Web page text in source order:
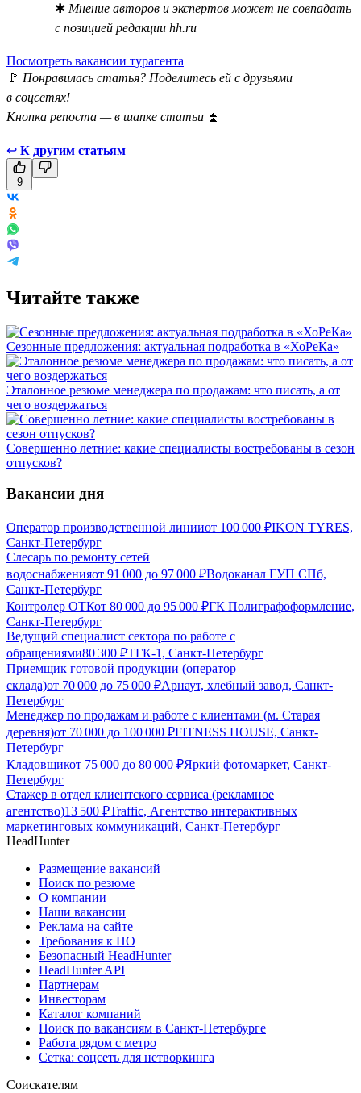
✱ Мнение авторов и экспертов может не совпадать
с позицией редакции hh.ru
Посмотреть вакансии турагента
🚩 Понравилась статья? Поделитесь ей с друзьями
в соцсетях!
Кнопка репоста — в шапке статьи ⏫
↩ К другим статьям
9
Читайте также
Сезонные предложения: актуальная подработка в «ХоРеКа»
Эталонное резюме менеджера по продажам: что писать, а от
чего воздержаться
Совершенно летние: какие специалисты востребованы в сезон
отпусков?
Вакансии дня
Оператор производственной линииот 100 000 ₽IKON TYRES,
Санкт-Петербург
Слесарь по ремонту сетей
водоснабженияот 91 000 до 97 000 ₽Водоканал ГУП СПб,
Санкт-Петербург
Контролер ОТКот 80 000 до 95 000 ₽ГК Полиграфоформление,
Санкт-Петербург
Ведущий специалист сектора по работе с
обращениями80 300 ₽ТГК-1, Санкт-Петербург
Приемщик готовой продукции (оператор
склада)от 70 000 до 75 000 ₽Арнаут, хлебный завод, Санкт-
Петербург
Менеджер по продажам и работе с клиентами (м. Старая
деревня)от 70 000 до 100 000 ₽FITNESS HOUSE, Санкт-
Петербург
Кладовщикот 75 000 до 80 000 ₽Яркий фотомаркет, Санкт-
Петербург
Стажер в отдел клиентского сервиса (рекламное
агентство)13 500 ₽Traffic, Агентство интерактивных
маркетинговых коммуникаций, Санкт-Петербург
HeadHunter
Размещение вакансий
Поиск по резюме
О компании
Наши вакансии
Реклама на сайте
Требования к ПО
Безопасный HeadHunter
HeadHunter API
Партнерам
Инвесторам
Каталог компаний
Поиск по вакансиям в Санкт-Петербурге
Работа рядом с метро
Сетка: соцсеть для нетворкинга
Соискателям